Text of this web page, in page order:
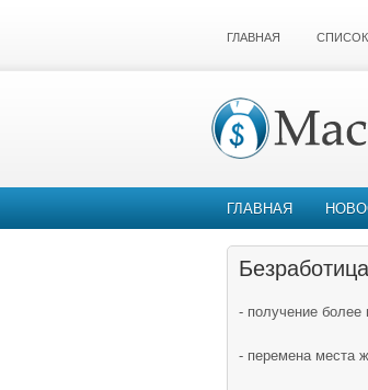
ГЛАВНАЯ
ГЛАВНАЯ
- получение более
- перемена места